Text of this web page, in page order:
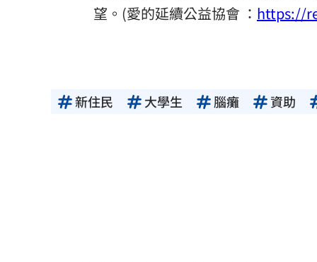
望。(愛的延續公益協會 ： https://
新住民 大學生 腦癱 資助